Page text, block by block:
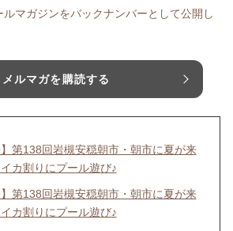
マガジンをバックナンバーとして公開し
メルマガを購読する
第138回岩槻安穏朝市・朝市に夏が来
カ割りにプール遊び♪
第138回岩槻安穏朝市・朝市に夏が来
カ割りにプール遊び♪